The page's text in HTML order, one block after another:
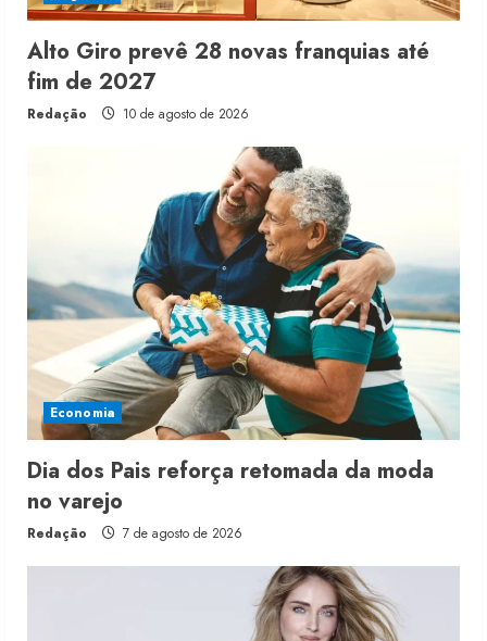
Alto Giro prevê 28 novas franquias até
fim de 2027
Redação 10 de agosto de 2026
Economia
Dia dos Pais reforça retomada da moda
no varejo
Redação 7 de agosto de 2026